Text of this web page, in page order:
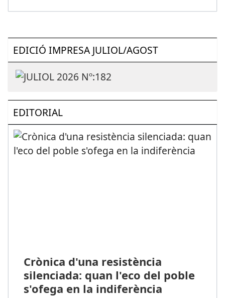
EDICIÓ IMPRESA JULIOL/AGOST
EDITORIAL
Crònica d'una resistència
silenciada: quan l'eco del poble
s'ofega en la indiferència